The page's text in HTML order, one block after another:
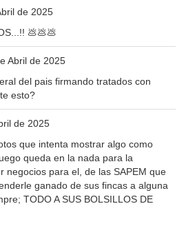
de 2025
💩💩💩
Abril de 2025
del pais firmando tratados con
esto?
de 2025
que intenta mostrar algo como
queda en la nada para la
negocios para el, de las SAPEM que
ganado de sus fincas a alguna
TODO A SUS BOLSILLOS DE